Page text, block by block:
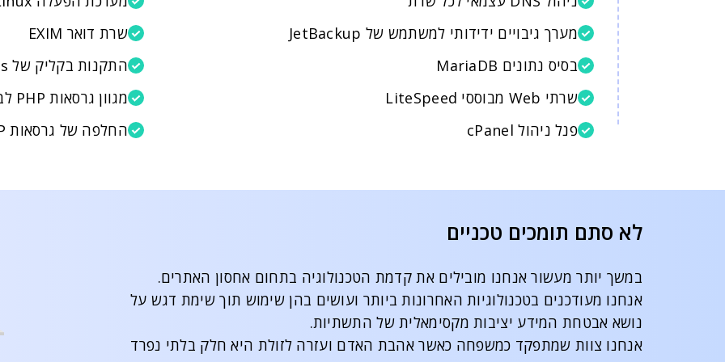
מערך גיבויים ידידותי למשתמש של JetBackup
שרת דואר EXIM
בסיס נתונים MariaDB
התקנות בקליק של Softaculous
שרתי Web מבוססי LiteSpeed
מגוון גרסאות PHP לבחירה לכל חשבון
פנל ניהול cPanel
החלפה של גרסאות PHP בקליק
לא סתם תומכים טכניים
במשך יותר מעשור אנחנו מובילים את קדמת הטכנולוגיה בתחום אחסון האתרים.
אנחנו מעודכנים בטכנולוגיות האחרונות ביותר ועושים בהן שימוש תוך שימת דגש על
נושא אבטחת המידע יציבות מקסימאלית של התשתיות.
אנחנו צוות שמתפקד כמשפחה כאשר אהבת האדם ועזרה לזולת היא חלק בלתי נפרד